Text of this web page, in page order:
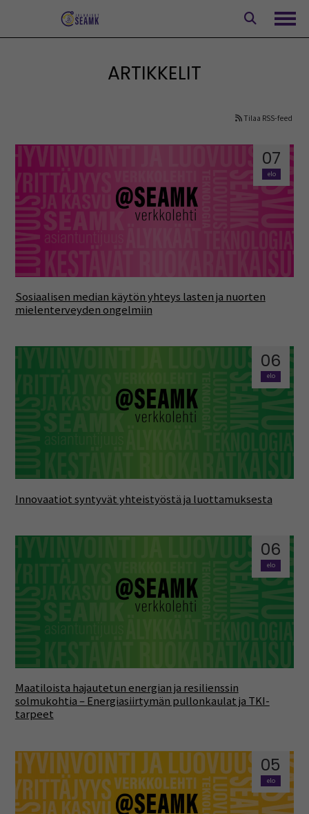
ARTIKKELIT
Tilaa RSS-feed
07
elo
Sosiaalisen median käytön yhteys lasten ja nuorten
mielenterveyden ongelmiin
06
elo
Innovaatiot syntyvät yhteistyöstä ja luottamuksesta
06
elo
Maatiloista hajautetun energian ja resilienssin
solmukohtia – Energiasiirtymän pullonkaulat ja TKI-
tarpeet
05
elo